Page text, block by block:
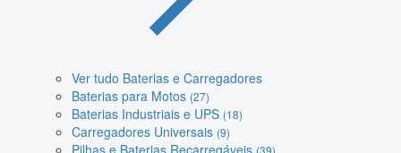
Ver tudo Baterias e Carregadores
Baterias para Motos (27)
Baterias Industriais e UPS (18)
Carregadores Universais (9)
Pilhas e Baterias Recarregáveis (39)